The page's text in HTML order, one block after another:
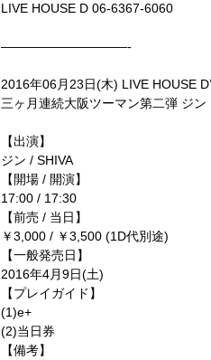
LIVE HOUSE D 06-6367-6060
——————————-
2016年06月23日(木) LIVE HOUSE D’
三ヶ月連続大阪ツーマン第二弾 ジン
【出演】
ジン / SHIVA
【開場 / 開演】
17:00 / 17:30
【前売 / 当日】
￥3,000 / ￥3,500 (1D代別途)
【一般発売日】
2016年4月9日(土)
【プレイガイド】
(1)e+
(2)当日券
【備考】